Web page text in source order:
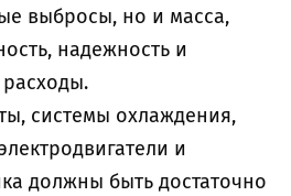
выбросы, но и масса,
надежность и
системы охлаждения,
и
должны быть достаточно